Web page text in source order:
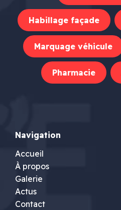
Habillage façade
Marquage véhicule
Pharmacie
Navigation
Accueil
À propos
Galerie
Actus
Contact